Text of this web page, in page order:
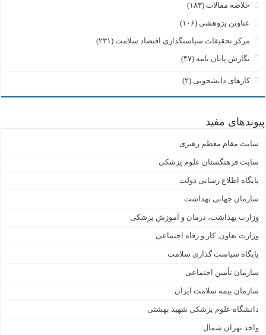
خلاصه مقالات (۱۸۳)
عناوین پژوهشی (۱۰۶)
مرکز تحقیقات سیاستگذاری اقتصاد سلامت (۲۳۱)
نگارش پایان نامه (۴۷)
کارهای دانشجویی (۲)
پیوندهای مفید
سایت مقام معظم رهبری
سایت فرهنگستان علوم پزشکی
پایگاه اطلاع رسانی دولت
سازمان جهانی بهداشت
وزارت بهداشت، درمان و آموزش پزشکی
وزارت تعاون, کار و رفاه اجتماعی
پایگاه سیاست گذاری سلامت
سازمان تأمین اجتماعی
سازمان بیمه سلامت ایران
دانشگاه علوم پزشکی شهید بهشتی
واحد تهران شمال